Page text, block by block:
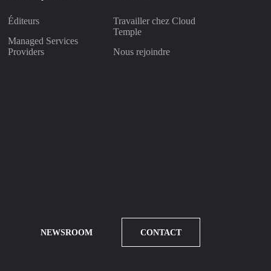
Éditeurs
Managed Services
Providers
Travailler chez Cloud
Temple
Nous rejoindre
NEWSROOM CONTACT